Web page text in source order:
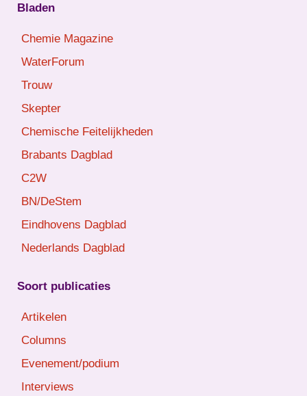
Bladen
Chemie Magazine
WaterForum
Trouw
Skepter
Chemische Feitelijkheden
Brabants Dagblad
C2W
BN/DeStem
Eindhovens Dagblad
Nederlands Dagblad
Soort publicaties
Artikelen
Columns
Evenement/podium
Interviews